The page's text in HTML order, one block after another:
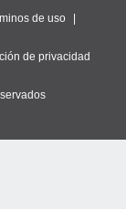
de uso
de privacidad